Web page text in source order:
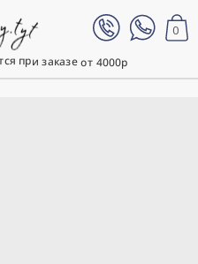
при заказе от 4000р
0